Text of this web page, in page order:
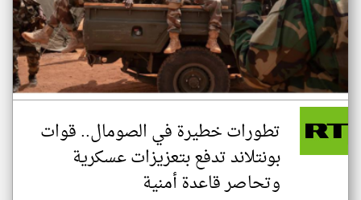
تطورات خطيرة في الصومال.. قوات
بونتلاند تدفع بتعزيزات عسكرية
وتحاصر قاعدة أمنية